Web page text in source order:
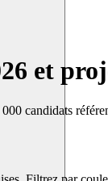
et
candidats